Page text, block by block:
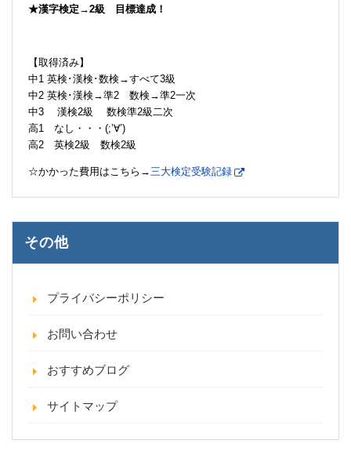
★漢字検定→2級 目標達成！
【取得済み】
中1 英検･漢検･数検→すべて3級
中2 英検･漢検→準2 数検→準2一次
中3 漢検2級 数検準2級二次
高1 なし・・・(;’∀’)
高2 英検2級 数検2級
☆かかった費用はこちら→三大検定受験記録
その他
プライバシーポリシー
お問い合わせ
おすすめブログ
サイトマップ